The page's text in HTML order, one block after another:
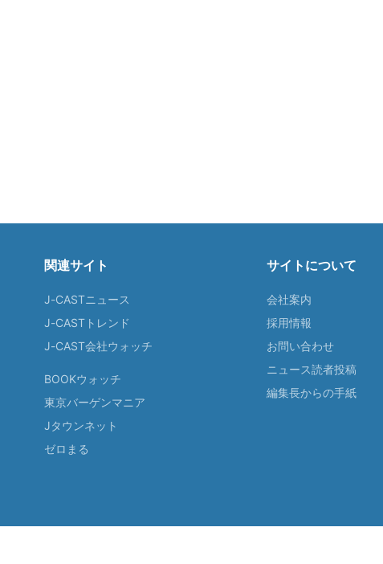
関連サイト
J-CASTニュース
J-CASTトレンド
J-CAST会社ウォッチ
BOOKウォッチ
東京バーゲンマニア
Jタウンネット
ゼロまる
サイトについて
会社案内
採用情報
お問い合わせ
ニュース読者投稿
編集長からの手紙